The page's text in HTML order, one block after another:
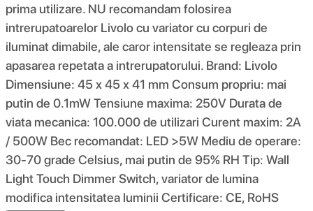
prima utilizare. NU recomandam folosirea
intrerupatoarelor Livolo cu variator cu corpuri de
iluminat dimabile, ale caror intensitate se regleaza prin
apasarea repetata a intrerupatorului. Brand: Livolo
Dimensiune: 45 x 45 x 41 mm Consum propriu: mai
putin de 0.1mW Tensiune maxima: 250V Durata de
viata mecanica: 100.000 de utilizari Curent maxim: 2A
/ 500W Bec recomandat: LED >5W Mediu de operare:
30-70 grade Celsius, mai putin de 95% RH Tip: Wall
Light Touch Dimmer Switch, variator de lumina
modifica intensitatea luminii Certificare: CE, RoHS